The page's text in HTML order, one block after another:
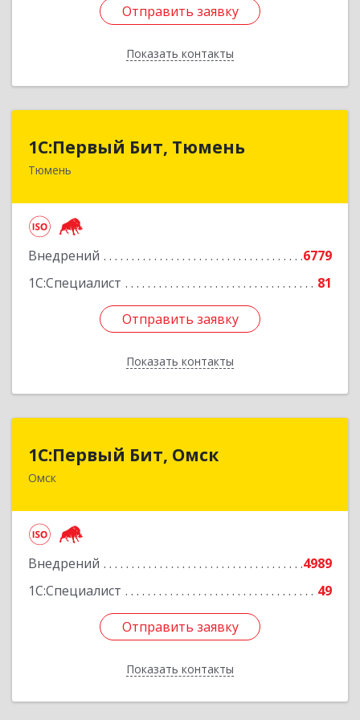
Отправить заявку
Показать контакты
Отправить заявку
Назад
1С:Первый Бит, Тюмень
Тюмень
Внедрений
6779
1С:Специалист
81
Отправить заявку
Показать контакты
1С:Первый Бит, Тюмень
625000, Тюменская обл, Тюмень г, Республики
Отправить заявку
Назад
1С:Первый Бит, Омск
Омск
Внедрений
4989
1С:Специалист
49
Отправить заявку
Показать контакты
644099, Омская обл, Омск г, Гагарина ул, дом №
Отправить заявку
Назад